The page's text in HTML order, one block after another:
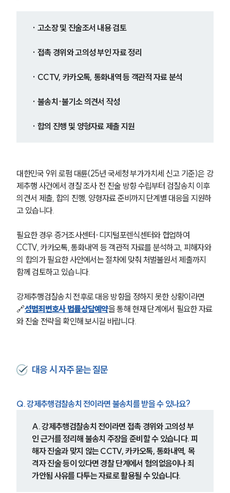
· 고소장 및 진술조서 내용 검토
· 접촉 경위와 고의성 부인 자료 정리
· CCTV, 카카오톡, 통화내역 등 객관적 자료 분석
· 불송치·불기소 의견서 작성
· 합의 진행 및 양형자료 제출 지원
대한민국 9위 로펌 대륜(25년 국세청 부가가치세 신고 기준)은 강
제추행 사건에서 경찰 조사 전 진술 방향 수립부터 검찰송치 이후
의견서 제출, 합의 진행, 양형자료 준비까지 단계별 대응을 지원하
고 있습니다.
필요한 경우 증거조사센터·디지털포렌식센터와 협업하여
CCTV, 카카오톡, 통화내역 등 객관적 자료를 분석하고, 피해자와
의 합의가 필요한 사안에서는 절차에 맞춰 처벌불원서 제출까지
함께 검토하고 있습니다.
강제추행검찰송치 전후로 대응 방향을 정하지 못한 상황이라면
🔗성범죄변호사 법률상담예약을 통해 현재 단계에서 필요한 자료
와 진술 전략을 확인해 보시길 바랍니다.
대응 시 자주 묻는 질문
Q. 강제추행검찰송치 전이라면 불송치를 받을 수 있나요?
A. 강제추행검찰송치 전이라면 접촉 경위와 고의성 부
인 근거를 정리해 불송치 주장을 준비할 수 있습니다. 피
해자 진술과 맞지 않는 CCTV, 카카오톡, 통화내역, 목
격자 진술 등이 있다면 경찰 단계에서 혐의없음이나 죄
가안됨 사유를 다투는 자료로 활용될 수 있습니다.